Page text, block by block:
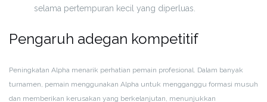
selama pertempuran kecil yang diperluas.
Pengaruh adegan kompetitif
Peningkatan Alpha menarik perhatian pemain profesional. Dalam banyak
turnamen, pemain menggunakan Alpha untuk mengganggu formasi musuh
dan memberikan kerusakan yang berkelanjutan, menunjukkan